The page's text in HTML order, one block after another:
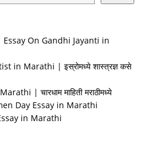
| Essay On Gandhi Jayanti in
in Marathi | इस्रोमध्ये शास्त्रज्ञ कसे
| चारधाम माहिती मराठीमध्ये
Day Essay in Marathi
Essay in Marathi